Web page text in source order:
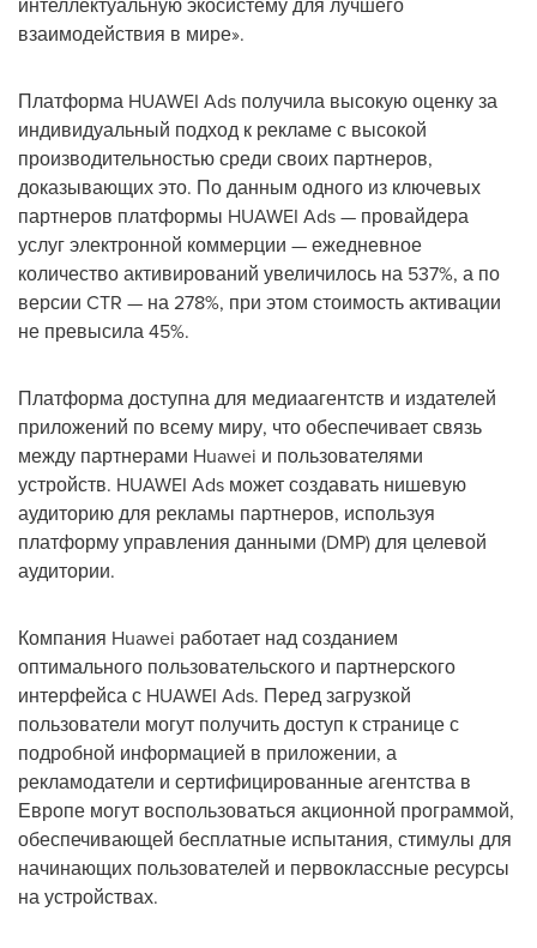
взаимодействия в мире».
Платформа HUAWEI Ads получила высокую оценку за
индивидуальный подход к рекламе с высокой
производительностью среди своих партнеров,
доказывающих это. По данным одного из ключевых
партнеров платформы HUAWEI Ads — провайдера
услуг электронной коммерции — ежедневное
количество активирований увеличилось на 537%, а по
версии CTR — на 278%, при этом стоимость активации
не превысила 45%.
Платформа доступна для медиаагентств и издателей
приложений по всему миру, что обеспечивает связь
между партнерами Huawei и пользователями
устройств. HUAWEI Ads может создавать нишевую
аудиторию для рекламы партнеров, используя
платформу управления данными (DMP) для целевой
аудитории.
Компания Huawei работает над созданием
оптимального пользовательского и партнерского
интерфейса с HUAWEI Ads. Перед загрузкой
пользователи могут получить доступ к странице с
подробной информацией в приложении, а
рекламодатели и сертифицированные агентства в
Европе могут воспользоваться акционной программой,
обеспечивающей бесплатные испытания, стимулы для
начинающих пользователей и первоклассные ресурсы
на устройствах.